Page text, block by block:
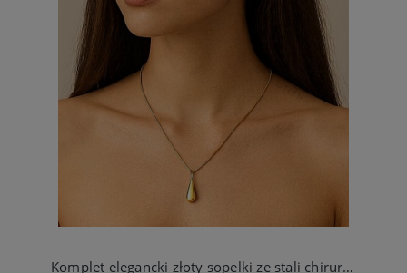
Komplet elegancki złoty sopelki ze stali chirurgicznej